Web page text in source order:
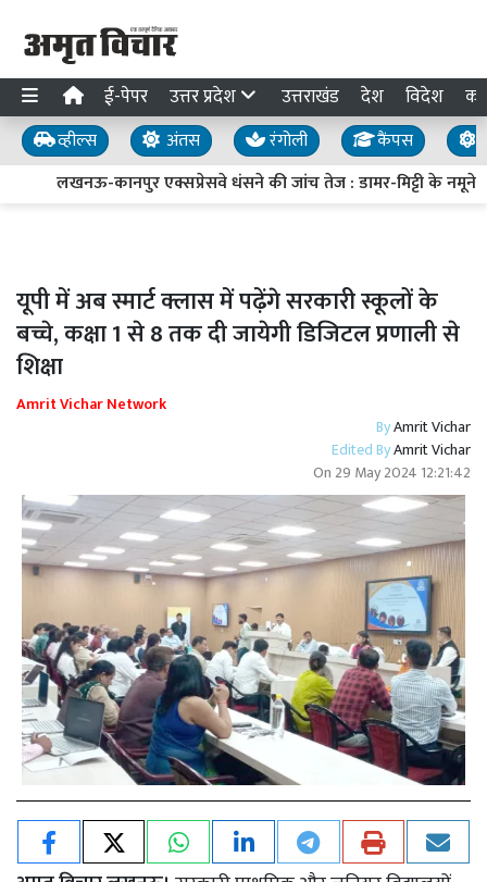
ई-पेपर उत्तर प्रदेश उत्तराखंड देश विदेश
व्हील्स अंतस रंगोली कैंपस
लखनऊ-कानपुर एक्सप्रेसवे धंसने की जांच तेज : डामर-मिट्टी के नमूने
यूपी में अब स्मार्ट क्लास में पढ़ेंगे सरकारी स्कूलों के
बच्चे, कक्षा 1 से 8 तक दी जायेगी डिजिटल प्रणाली से
शिक्षा
Amrit Vichar Network
ByAmrit Vichar
Edited ByAmrit Vichar
On 29 May 2024 12:21:42